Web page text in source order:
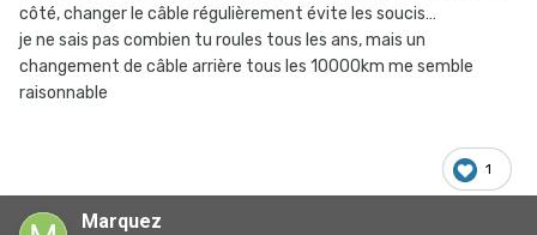
côté, changer le câble régulièrement évite les soucis…
je ne sais pas combien tu roules tous les ans, mais un
changement de câble arrière tous les 10000km me semble
raisonnable
1
Marquez